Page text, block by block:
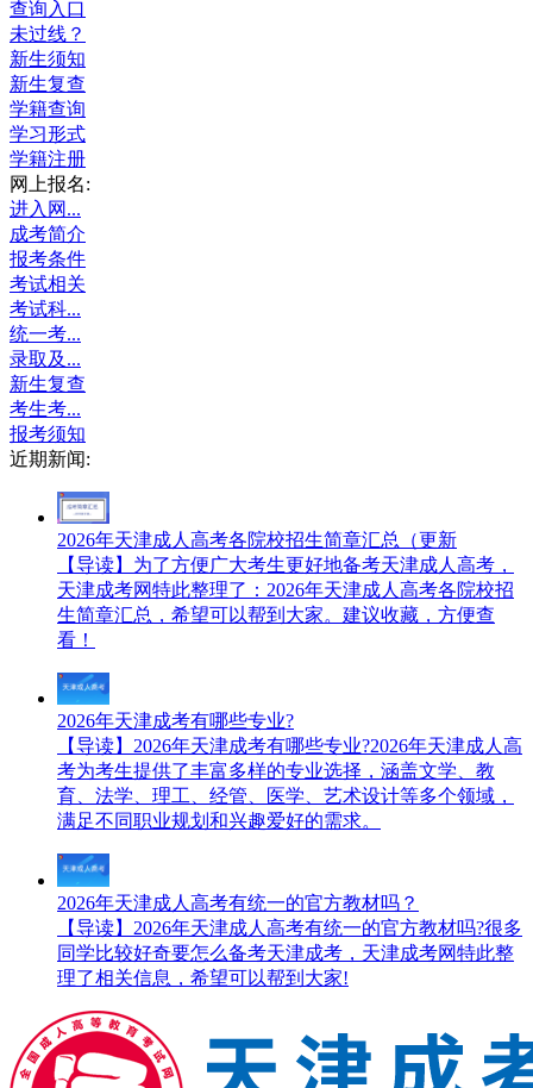
查询入口
未过线？
新生须知
新生复查
学籍查询
学习形式
学籍注册
网上报名:
进入网...
成考简介
报考条件
考试相关
考试科...
统一考...
录取及...
新生复查
考生考...
报考须知
近期新闻:
2026年天津成人高考各院校招生简章汇总（更新
【导读】为了方便广大考生更好地备考天津成人高考，
天津成考网特此整理了：2026年天津成人高考各院校招
生简章汇总，希望可以帮到大家。建议收藏，方便查
看！
2026年天津成考有哪些专业?
【导读】2026年天津成考有哪些专业?2026年天津成人高
考为考生提供了丰富多样的专业选择，涵盖文学、教
育、法学、理工、经管、医学、艺术设计等多个领域，
满足不同职业规划和兴趣爱好的需求。
2026年天津成人高考有统一的官方教材吗？
【导读】2026年天津成人高考有统一的官方教材吗?很多
同学比较好奇要怎么备考天津成考，天津成考网特此整
理了相关信息，希望可以帮到大家!